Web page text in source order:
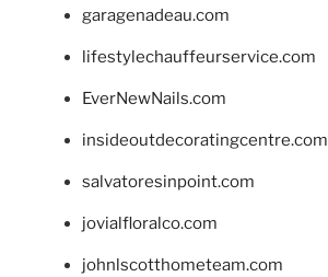
garagenadeau.com
lifestylechauffeurservice.com
EverNewNails.com
insideoutdecoratingcentre.com
salvatoresinpoint.com
jovialfloralco.com
johnlscotthometeam.com